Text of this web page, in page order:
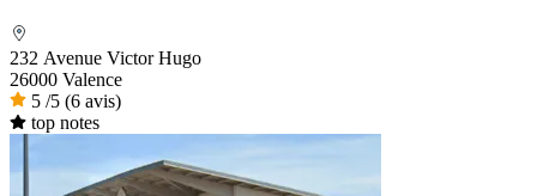
232 Avenue Victor Hugo
26000 Valence
5 /5 (6 avis)
top notes